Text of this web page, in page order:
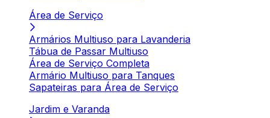
Área de Serviço
Armários Multiuso para Lavanderia
Tábua de Passar Multiuso
Área de Serviço Completa
Armário Multiuso para Tanques
Sapateiras para Área de Serviço
Jardim e Varanda